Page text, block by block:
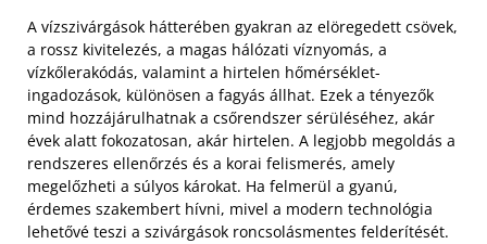
A vízszivárgások hátterében gyakran az elöregedett csövek,
a rossz kivitelezés, a magas hálózati víznyomás, a
vízkőlerakódás, valamint a hirtelen hőmérséklet-
ingadozások, különösen a fagyás állhat. Ezek a tényezők
mind hozzájárulhatnak a csőrendszer sérüléséhez, akár
évek alatt fokozatosan, akár hirtelen. A legjobb megoldás a
rendszeres ellenőrzés és a korai felismerés, amely
megelőzheti a súlyos károkat. Ha felmerül a gyanú,
érdemes szakembert hívni, mivel a modern technológia
lehetővé teszi a szivárgások roncsolásmentes felderítését.